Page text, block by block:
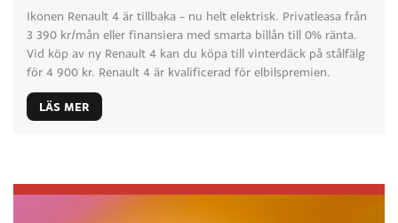
Ikonen Renault 4 är tillbaka – nu helt elektrisk. Privatleasa från
3 390 kr/mån eller finansiera med smarta billån till 0% ränta.
Vid köp av ny Renault 4 kan du köpa till vinterdäck på stålfälg
för 4 900 kr. Renault 4 är kvalificerad för elbilspremien.
LÄS MER